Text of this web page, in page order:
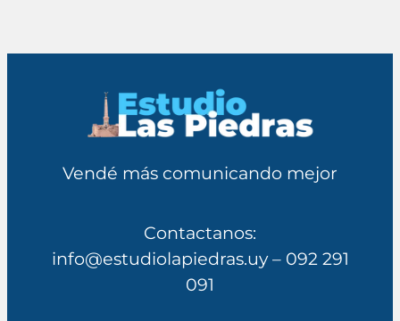
Vendé más comunicando mejor
Contactanos:
info@estudiolapiedras.uy – 092 291
091